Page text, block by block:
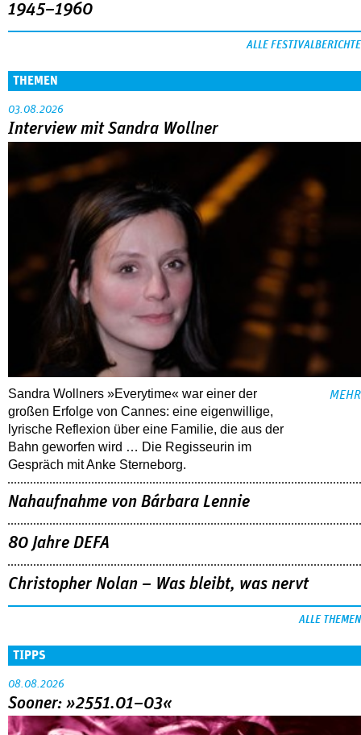
1945–1960
ALLE FESTIVALBERICHTE
THEMEN
03.08.2026
Interview mit Sandra Wollner
Sandra Wollners »Everytime« war einer der
großen Erfolge von Cannes: eine eigenwillige,
lyrische Reflexion über eine ­Familie, die aus der
Bahn geworfen wird … Die Regisseurin im
Gespräch mit Anke Sterneborg.
MEHR
Nahaufnahme von Bárbara Lennie
80 Jahre DEFA
Christopher Nolan – Was bleibt, was nervt
ALLE THEMEN
TIPPS
08.08.2026
Sooner: »2551.01–03«